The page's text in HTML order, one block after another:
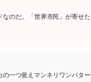
のだ。「世界市民」が寄せ
一つ覚えマンネリワンパタ